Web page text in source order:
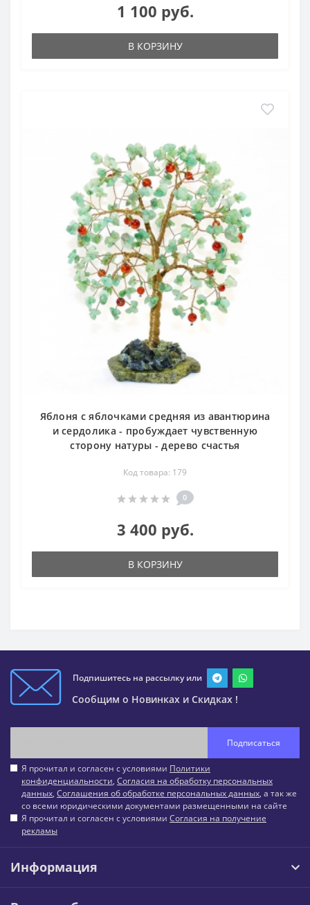
1 100 руб.
В КОРЗИНУ
Яблоня с яблочками средняя из авантюрина
и сердолика - пробуждает чувственную
сторону натуры - дерево счастья
Код товара: 179
0
3 400 руб.
В КОРЗИНУ
Подпишитесь на рассылку или
Сообщим о Новинках и Скидках !
Подписаться
Я прочитал и согласен с условиями Политики
конфиденциальности, Согласия на обработку персональных
данных, Соглашения об обработке персональных данных, а так же
со всеми юридическими документами размещенными на сайте
Я прочитал и согласен с условиями Согласия на получение
рекламы
Информация